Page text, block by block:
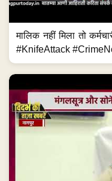
मालिक नहीं मिला तो
#KnifeAttack